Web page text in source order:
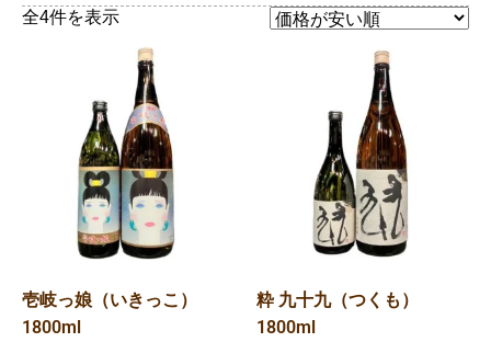
全4件を表示
壱岐っ娘（いきっこ）
1800ml
粋 九十九（つくも）
1800ml